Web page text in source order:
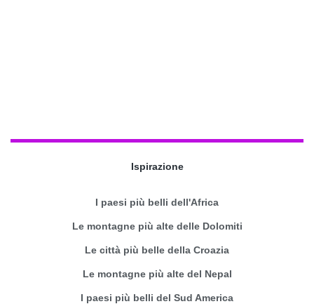
Ispirazione
I paesi più belli dell'Africa
Le montagne più alte delle Dolomiti
Le città più belle della Croazia
Le montagne più alte del Nepal
I paesi più belli del Sud America